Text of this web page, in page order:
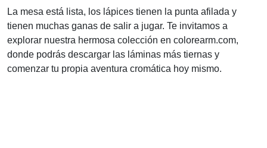
La mesa está lista, los lápices tienen la punta afilada y
tienen muchas ganas de salir a jugar. Te invitamos a
explorar nuestra hermosa colección en colorearm.com,
donde podrás descargar las láminas más tiernas y
comenzar tu propia aventura cromática hoy mismo.